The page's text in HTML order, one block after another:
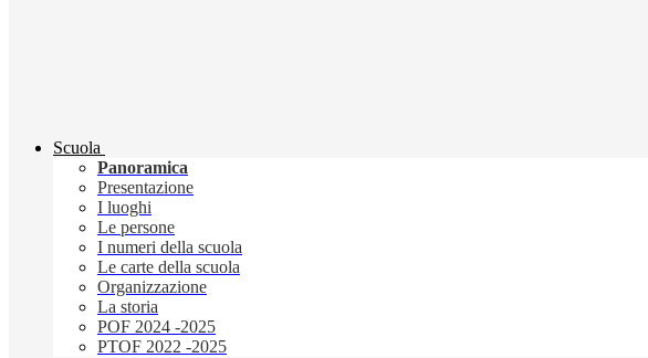
Scuola
Panoramica
Presentazione
I luoghi
Le persone
I numeri della scuola
Le carte della scuola
Organizzazione
La storia
POF 2024 -2025
PTOF 2022 -2025